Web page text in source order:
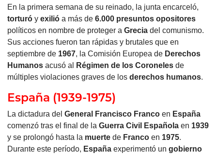
En la primera semana de su reinado, la junta encarceló,
torturó y exilió a más de 6.000 presuntos opositores
políticos en nombre de proteger a Grecia del comunismo.
Sus acciones fueron tan rápidas y brutales que en
septiembre de 1967, la Comisión Europea de Derechos
Humanos acusó al Régimen de los Coroneles de
múltiples violaciones graves de los derechos humanos.
España (1939-1975)
La dictadura del General Francisco Franco en España
comenzó tras el final de la Guerra Civil Española en 1939
y se prolongó hasta la muerte de Franco en 1975.
Durante este período, España experimentó un gobierno